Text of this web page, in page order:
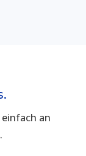
einfach an